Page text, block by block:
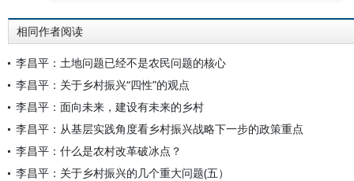
相同作者阅读
李昌平：土地问题已经不是农民问题的核心
李昌平：关于乡村振兴“四性”的观点
李昌平：面向未来，建设有未来的乡村
李昌平：从基层实践角度看乡村振兴战略下一步的政策重点
李昌平：什么是农村改革破冰点？
李昌平：关于乡村振兴的几个重大问题(五）